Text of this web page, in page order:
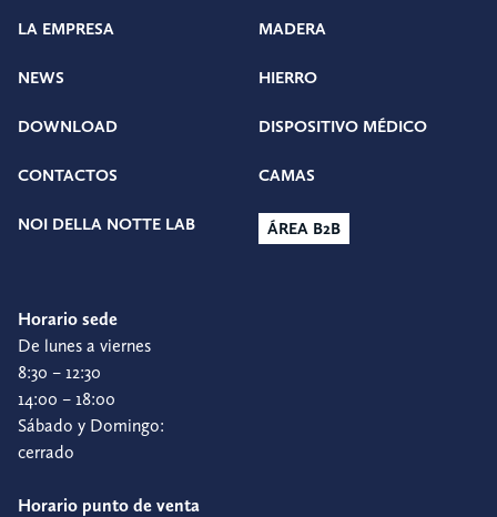
LA EMPRESA
NEWS
DOWNLOAD
CONTACTOS
NOI DELLA NOTTE LAB
MADERA
HIERRO
DISPOSITIVO MÉDICO
CAMAS
ÁREA B2B
Horario sede
De lunes a viernes
8:30 – 12:30
14:00 – 18:00
Sábado y Domingo:
cerrado
Horario punto de venta